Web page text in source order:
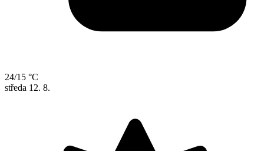
24/15 °C
středa 12. 8.